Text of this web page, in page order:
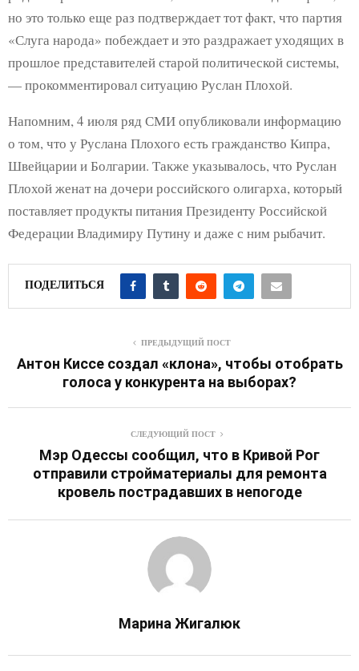
но это только еще раз подтверждает тот факт, что партия
«Слуга народа» побеждает и это раздражает уходящих в
прошлое представителей старой политической системы,
— прокомментировал ситуацию Руслан Плохой.
Напомним, 4 июля ряд СМИ опубликовали информацию
о том, что у Руслана Плохого есть гражданство Кипра,
Швейцарии и Болгарии. Также указывалось, что Руслан
Плохой женат на дочери российского олигарха, который
поставляет продукты питания Президенту Российской
Федерации Владимиру Путину и даже с ним рыбачит.
ПОДЕЛИТЬСЯ
ПРЕДЫДУЩИЙ ПОСТ
Антон Киссе создал «клона», чтобы отобрать
голоса у конкурента на выборах?
СЛЕДУЮЩИЙ ПОСТ
Мэр Одессы сообщил, что в Кривой Рог
отправили стройматериалы для ремонта
кровель пострадавших в непогоде
Марина Жигалюк